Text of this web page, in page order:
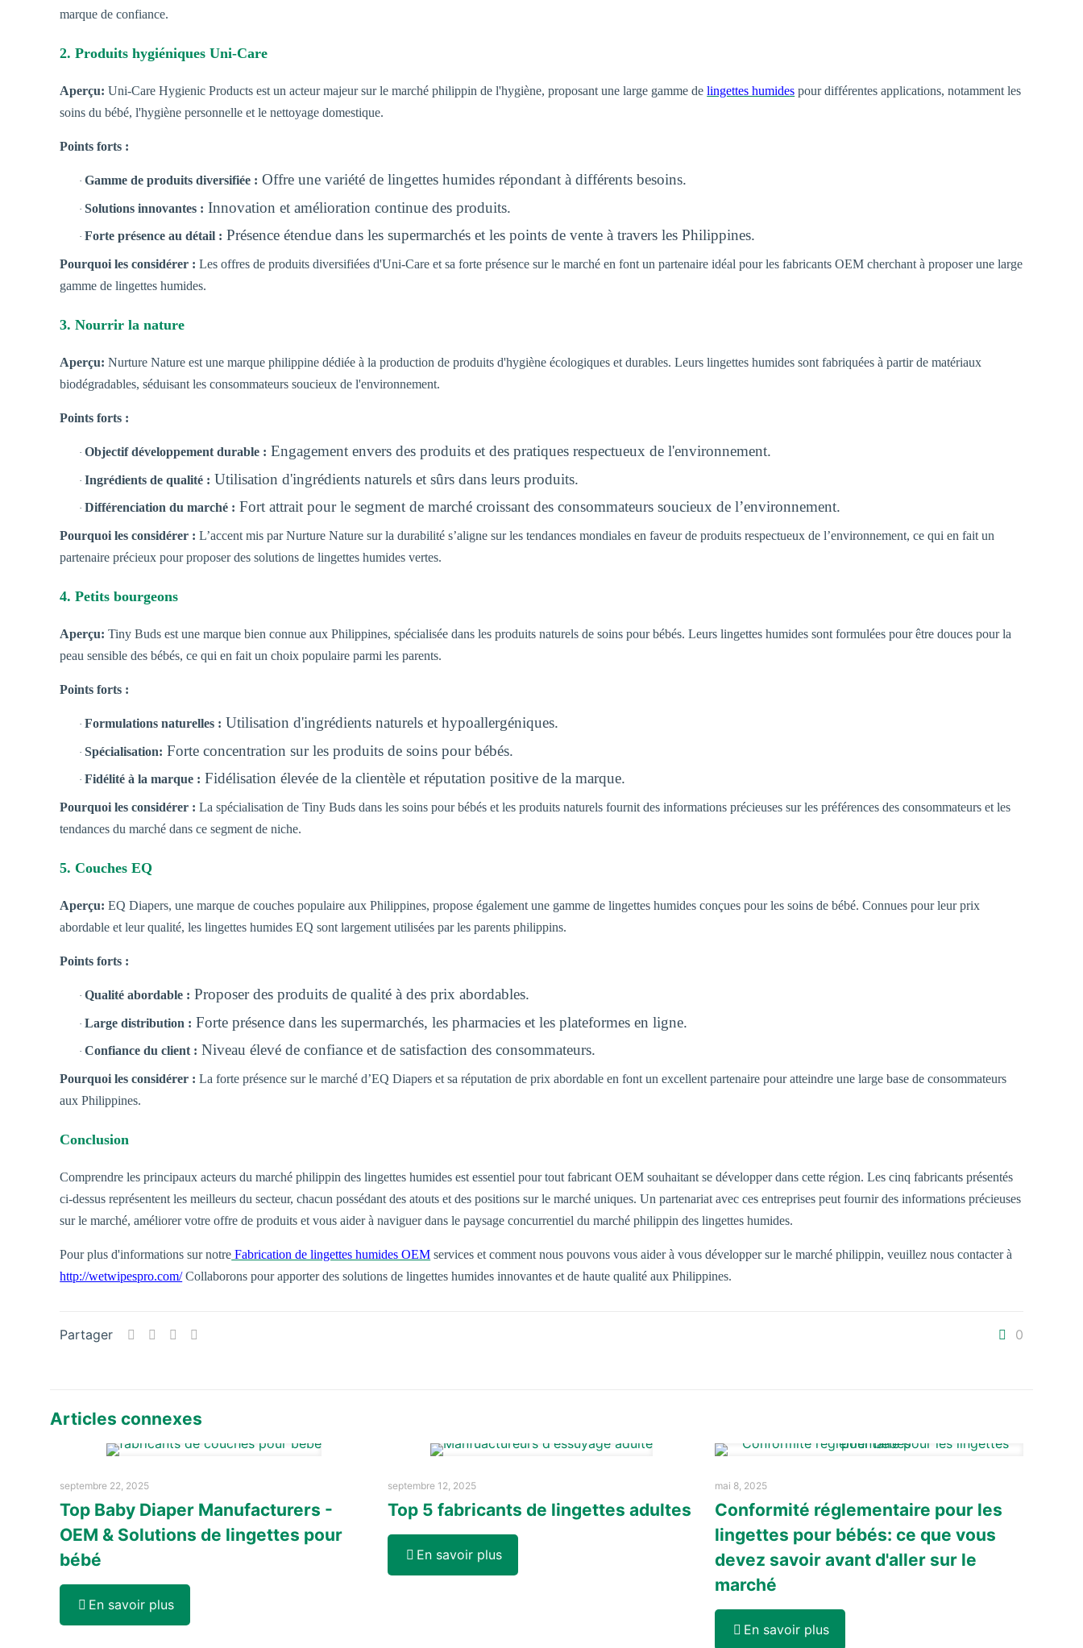
marque de confiance.
2. Produits hygiéniques Uni-Care
Aperçu: Uni-Care Hygienic Products est un acteur majeur sur le marché philippin de l'hygiène, proposant une large gamme delingettes humides pour différentes applications, notamment les
soins du bébé, l'hygiène personnelle et le nettoyage domestique.
Points forts :
·Gamme de produits diversifiée : Offre une variété de lingettes humides répondant à différents besoins.
·Solutions innovantes : Innovation et amélioration continue des produits.
·Forte présence au détail : Présence étendue dans les supermarchés et les points de vente à travers les Philippines.
Pourquoi les considérer : Les offres de produits diversifiées d'Uni-Care et sa forte présence sur le marché en font un partenaire idéal pour les fabricants OEM cherchant à proposer une large
gamme de lingettes humides.
3. Nourrir la nature
Aperçu: Nurture Nature est une marque philippine dédiée à la production de produits d'hygiène écologiques et durables. Leurs lingettes humides sont fabriquées à partir de matériaux
biodégradables, séduisant les consommateurs soucieux de l'environnement.
Points forts :
·Objectif développement durable : Engagement envers des produits et des pratiques respectueux de l'environnement.
·Ingrédients de qualité : Utilisation d'ingrédients naturels et sûrs dans leurs produits.
·Différenciation du marché : Fort attrait pour le segment de marché croissant des consommateurs soucieux de l’environnement.
Pourquoi les considérer : L’accent mis par Nurture Nature sur la durabilité s’aligne sur les tendances mondiales en faveur de produits respectueux de l’environnement, ce qui en fait un
partenaire précieux pour proposer des solutions de lingettes humides vertes.
4. Petits bourgeons
Aperçu: Tiny Buds est une marque bien connue aux Philippines, spécialisée dans les produits naturels de soins pour bébés. Leurs lingettes humides sont formulées pour être douces pour la
peau sensible des bébés, ce qui en fait un choix populaire parmi les parents.
Points forts :
· Formulations naturelles : Utilisation d'ingrédients naturels et hypoallergéniques.
·Spécialisation: Forte concentration sur les produits de soins pour bébés.
·Fidélité à la marque : Fidélisation élevée de la clientèle et réputation positive de la marque.
Pourquoi les considérer : La spécialisation de Tiny Buds dans les soins pour bébés et les produits naturels fournit des informations précieuses sur les préférences des consommateurs et les
tendances du marché dans ce segment de niche.
5. Couches EQ
Aperçu: EQ Diapers, une marque de couches populaire aux Philippines, propose également une gamme de lingettes humides conçues pour les soins de bébé. Connues pour leur prix
abordable et leur qualité, les lingettes humides EQ sont largement utilisées par les parents philippins.
Points forts :
·Qualité abordable : Proposer des produits de qualité à des prix abordables.
·Large distribution : Forte présence dans les supermarchés, les pharmacies et les plateformes en ligne.
·Confiance du client : Niveau élevé de confiance et de satisfaction des consommateurs.
Pourquoi les considérer : La forte présence sur le marché d’EQ Diapers et sa réputation de prix abordable en font un excellent partenaire pour atteindre une large base de consommateurs
aux Philippines.
Conclusion
Comprendre les principaux acteurs du marché philippin des lingettes humides est essentiel pour tout fabricant OEM souhaitant se développer dans cette région. Les cinq fabricants présentés
ci-dessus représentent les meilleurs du secteur, chacun possédant des atouts et des positions sur le marché uniques. Un partenariat avec ces entreprises peut fournir des informations précieuses
sur le marché, améliorer votre offre de produits et vous aider à naviguer dans le paysage concurrentiel du marché philippin des lingettes humides.
Pour plus d'informations sur notre Fabrication de lingettes humides OEM services et comment nous pouvons vous aider à vous développer sur le marché philippin, veuillez nous contacter à
http://wetwipespro.com/ Collaborons pour apporter des solutions de lingettes humides innovantes et de haute qualité aux Philippines.
Partager 0
Articles connexes
septembre 22, 2025
Top Baby Diaper Manufacturers -
OEM & Solutions de lingettes pour
bébé
En savoir plus
septembre 12, 2025
Top 5 fabricants de lingettes adultes
En savoir plus
mai 8, 2025
Conformité réglementaire pour les
lingettes pour bébés: ce que vous
devez savoir avant d'aller sur le
marché
En savoir plus